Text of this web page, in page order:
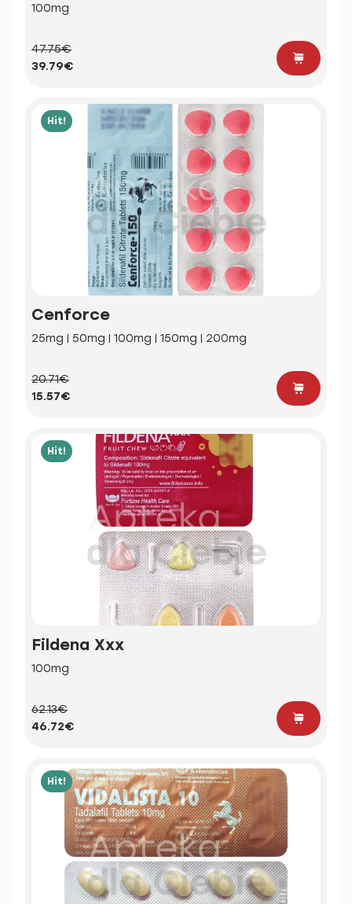
100mg
47.75€
39.79€
Hit!
Cenforce
25mg | 50mg | 100mg | 150mg | 200mg
20.71€
15.57€
Hit!
Fildena Xxx
100mg
62.13€
46.72€
Hit!